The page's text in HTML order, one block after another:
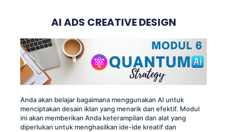
AI ADS CREATIVE DESIGN
Anda akan belajar bagaimana menggunakan AI untuk
menciptakan desain iklan yang menarik dan efektif. Modul
ini akan memberikan Anda keterampilan dan alat yang
diperlukan untuk menghasilkan ide-ide kreatif dan